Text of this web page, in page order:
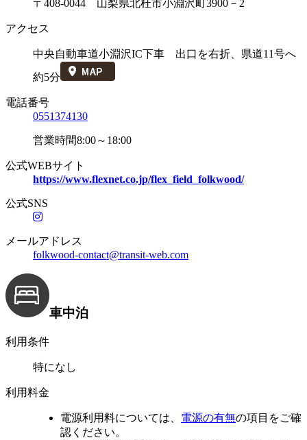
〒408-0044 山梨県北杜市小淵沢町3900－2
アクセス
中央自動車道小淵沢IC下車 出口を右折、県道11号へ
約5分
電話番号
0551374130
営業時間8:00～18:00
公式WEBサイト
https://www.flexnet.co.jp/flex_field_folkwood/
公式SNS
メールアドレス
folkwood-contact@transit-web.com
車中泊
利用条件
特になし
利用料金
電源利用料については、 電源の有無の項目をご確
認ください。